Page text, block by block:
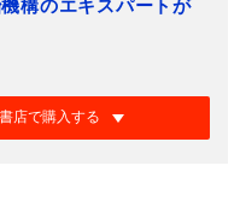
構のエキスパートが
店で購入する